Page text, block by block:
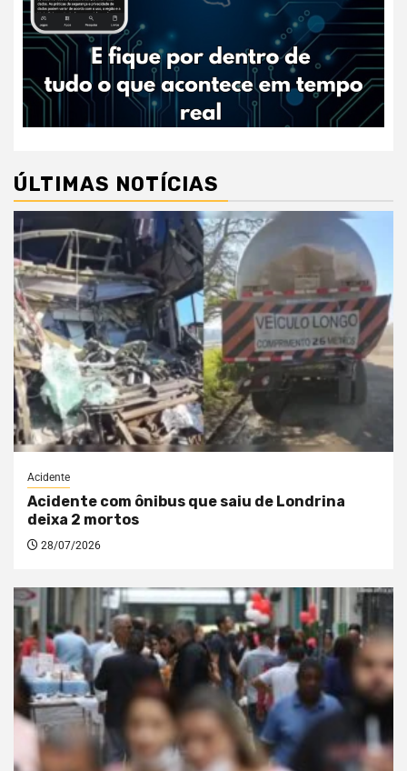
ÚLTIMAS NOTÍCIAS
Acidente
Acidente com ônibus que saiu de Londrina
deixa 2 mortos
28/07/2026